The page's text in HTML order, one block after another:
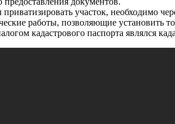
участок, необходимо
работы, позволяющие установить
кадастрового паспорта являлся